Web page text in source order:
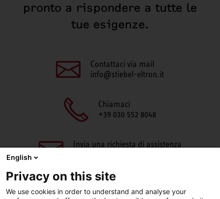
pronto a rispondere a tutte le
tue esigenze.
Contattaci via mail
info@stiebel-eltron.it
Chiamaci
+39 030 552 8048
Invia una richiesta di assistenza
English
Privacy on this site
We use cookies in order to understand and analyse your